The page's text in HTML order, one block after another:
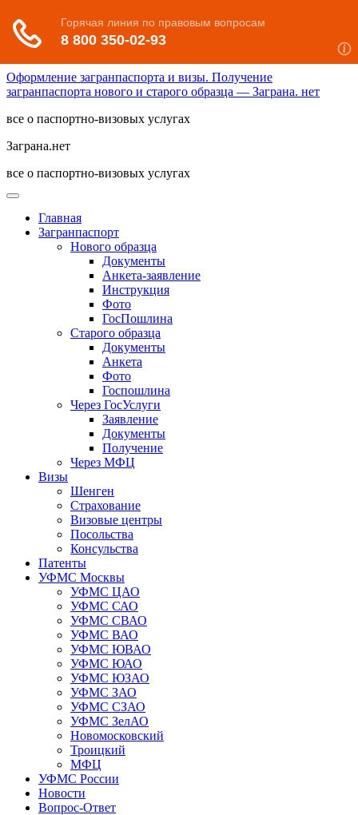
Оформление загранпаспорта и визы. Получение
загранпаспорта нового и старого образца — Заграна. нет
все о паспортно-визовых услугах
Заграна.нет
все о паспортно-визовых услугах
Главная
Загранпаспорт
Нового образца
Документы
Анкета-заявление
Инструкция
Фото
ГосПошлина
Старого образца
Документы
Анкета
Фото
Госпошлина
Через ГосУслуги
Заявление
Документы
Получение
Через МФЦ
Визы
Шенген
Страхование
Визовые центры
Посольства
Консульства
Патенты
УФМС Москвы
УФМС ЦАО
УФМС САО
УФМС СВАО
УФМС ВАО
УФМС ЮВАО
УФМС ЮАО
УФМС ЮЗАО
УФМС ЗАО
УФМС СЗАО
УФМС ЗелАО
Новомосковский
Троицкий
МФЦ
УФМС России
Новости
Вопрос-Ответ